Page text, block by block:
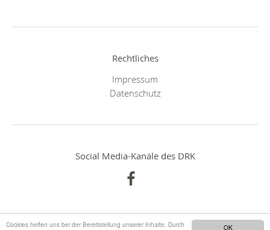
OK
Cookies helfen uns bei der Bereitstellung unserer Inhalte. Durch
Rechtliches
Impressum
Datenschutz
Social Media-Kanäle des DRK